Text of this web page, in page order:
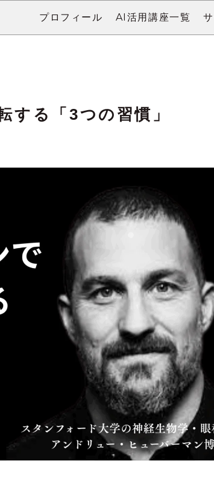
プロフィール AI活用講座一覧
する「3つの習慣」